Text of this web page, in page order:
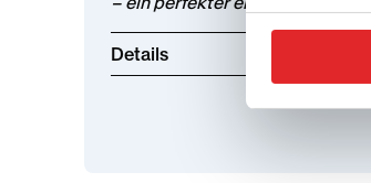
Details